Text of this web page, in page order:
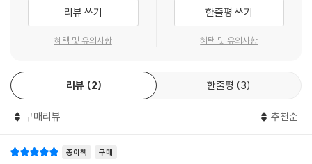
리뷰 쓰기
혜택 및 유의사항
한줄평 쓰기
혜택 및 유의사항
리뷰 2 한줄평 3
구매리뷰 추천순
종이책 구매